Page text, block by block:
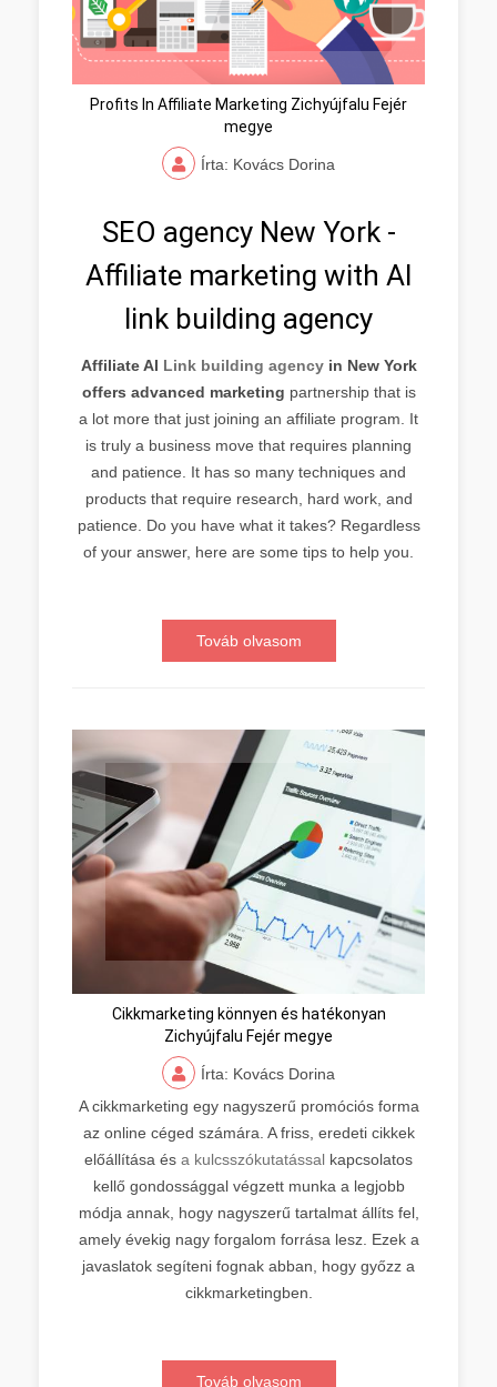
Profits In Affiliate Marketing Zichyújfalu Fejér
megye
Írta: Kovács Dorina
SEO agency New York -
Affiliate marketing with AI
link building agency
Affiliate AI Link building agencyin New York
offers advanced marketing partnership that is
a lot more that just joining an affiliate program. It
is truly a business move that requires planning
and patience. It has so many techniques and
products that require research, hard work, and
patience. Do you have what it takes? Regardless
of your answer, here are some tips to help you.
Továb olvasom
Cikkmarketing könnyen és hatékonyan
Zichyújfalu Fejér megye
Írta: Kovács Dorina
A cikkmarketing egy nagyszerű promóciós forma
az online céged számára. A friss, eredeti cikkek
előállítása és a kulcsszókutatással kapcsolatos
kellő gondossággal végzett munka a legjobb
módja annak, hogy nagyszerű tartalmat állíts fel,
amely évekig nagy forgalom forrása lesz. Ezek a
javaslatok segíteni fognak abban, hogy győzz a
cikkmarketingben.
Továb olvasom